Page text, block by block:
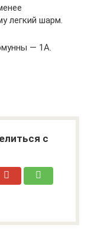
легкий шарм.
— 1А.
с